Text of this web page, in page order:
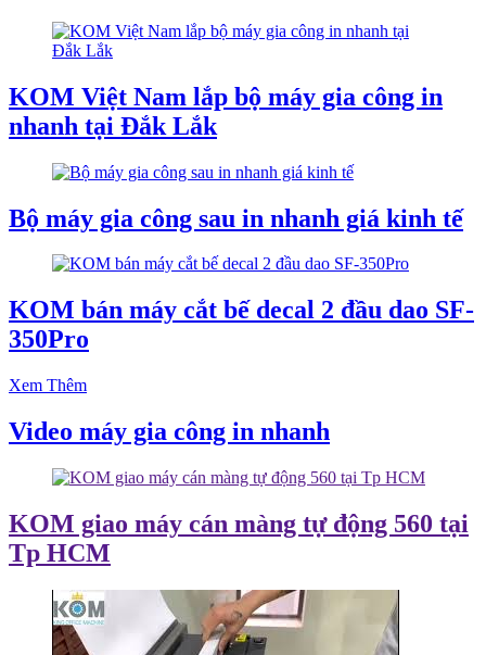
KOM Việt Nam lắp bộ máy gia công in
nhanh tại Đắk Lắk
Bộ máy gia công sau in nhanh giá kinh tế
KOM bán máy cắt bế decal 2 đầu dao SF-
350Pro
Xem Thêm
Video máy gia công in nhanh
KOM giao máy cán màng tự động 560 tại
Tp HCM